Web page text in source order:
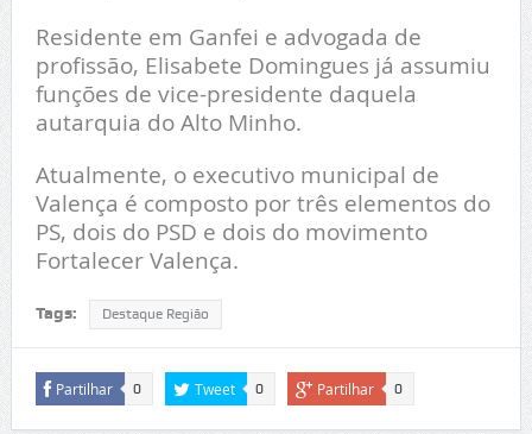
Residente em Ganfei e advogada de
profissão, Elisabete Domingues já assumiu
funções de vice-presidente daquela
autarquia do Alto Minho.
Atualmente, o executivo municipal de
Valença é composto por três elementos do
PS, dois do PSD e dois do movimento
Fortalecer Valença.
Tags: Destaque Região
Partilhar 0 Tweet 0 Partilhar 0